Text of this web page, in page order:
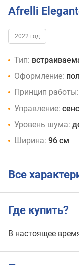
Afrelli
2022 год
Тип:
Оформление:
Принцип работы:
Управление:
Уровень шума:
Ширина: 96 см
Все
Где купить?
В настоящее